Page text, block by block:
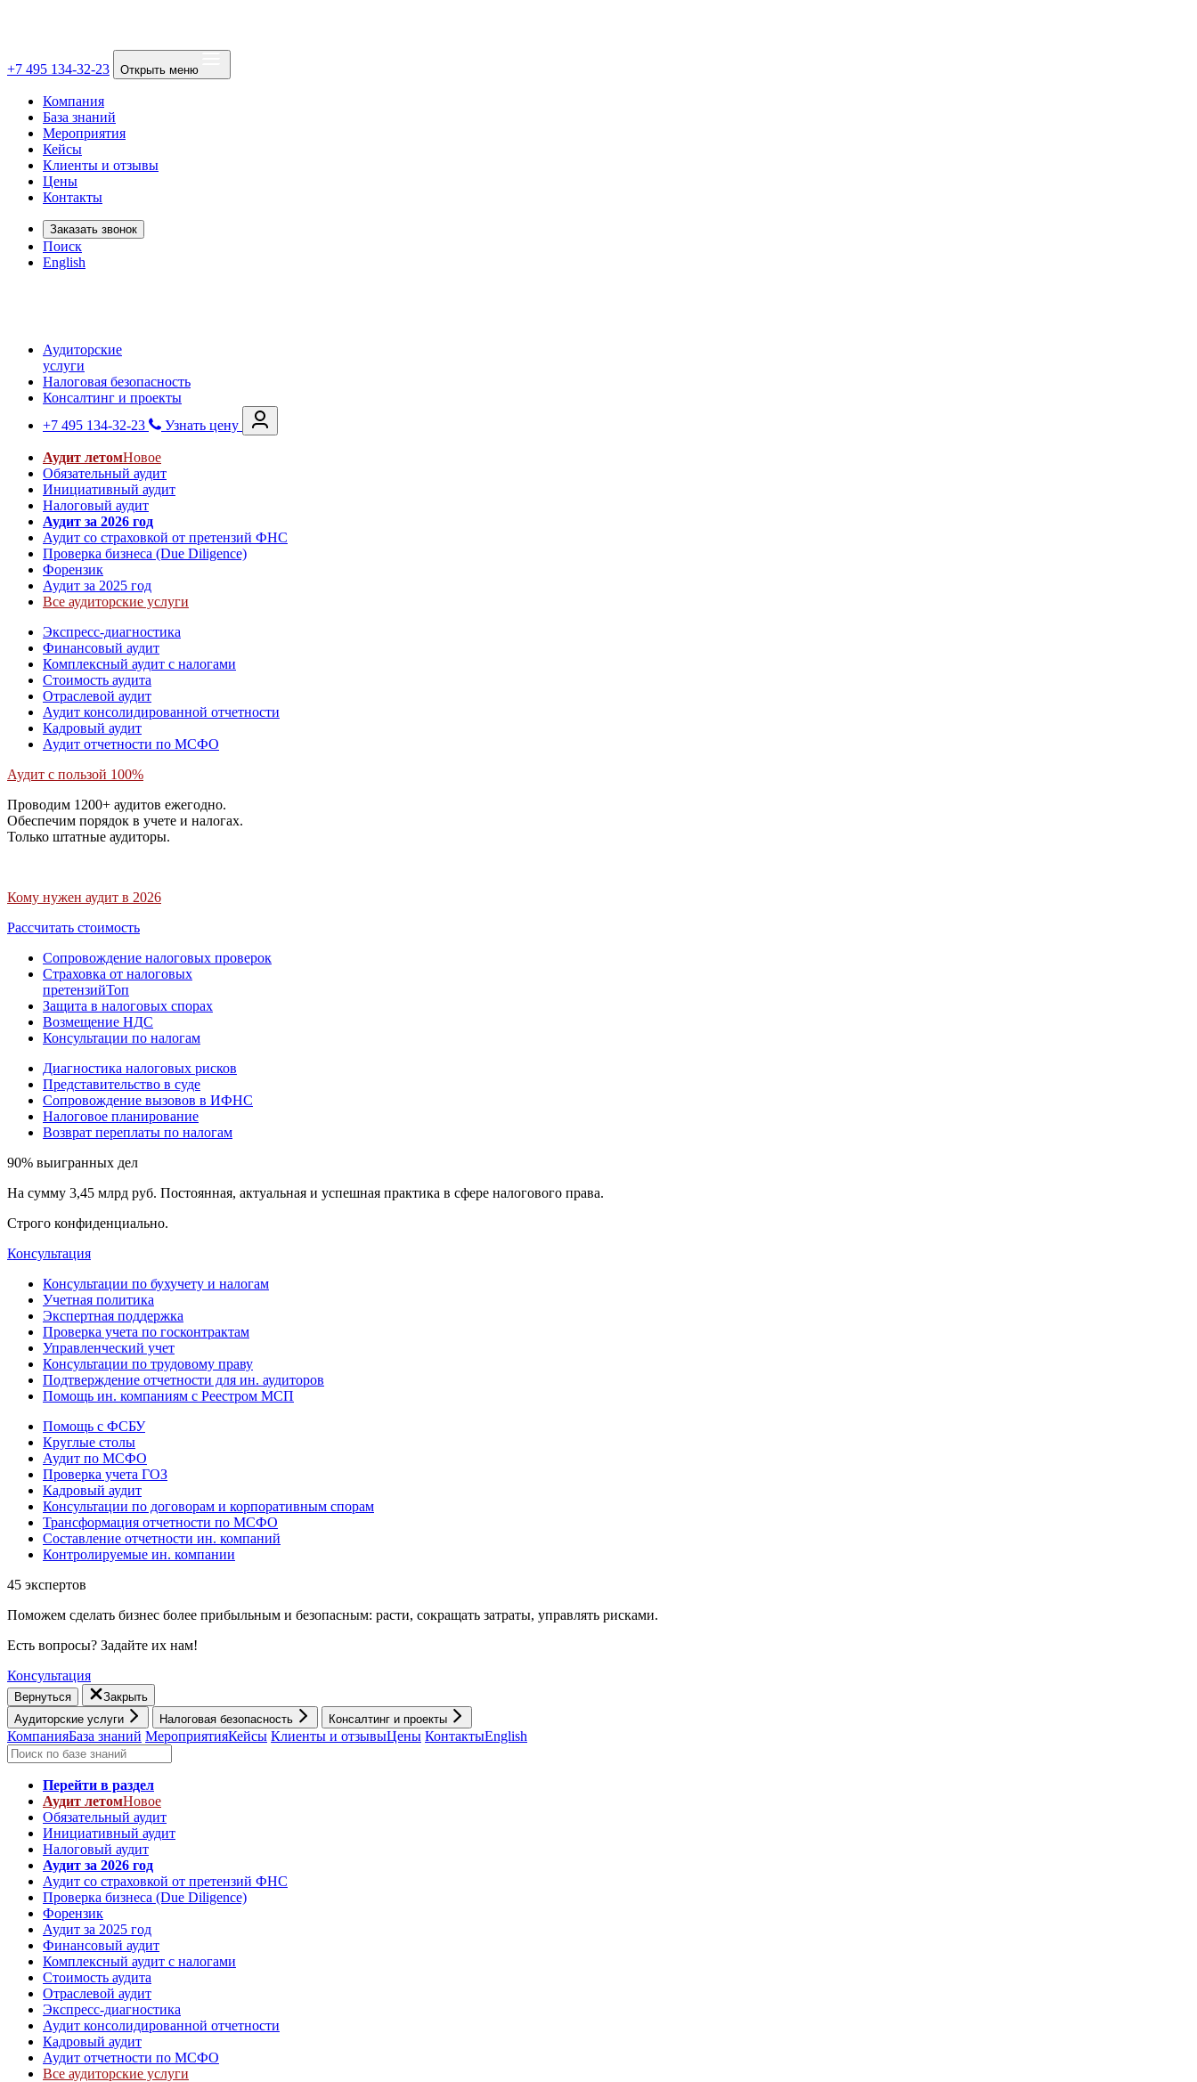
+7 495 134-32-23 Открыть меню
Компания
База знаний
Мероприятия
Кейсы
Клиенты и отзывы
Цены
Контакты
Заказать звонок
Поиск
English
Аудиторские
услуги
Налоговая безопасность
Консалтинг и проекты
+7 495 134-32-23
Узнать цену
Аудит летомНовое
Обязательный аудит
Инициативный аудит
Налоговый аудит
Аудит за 2026 год
Аудит со страховкой от претензий ФНС
Проверка бизнеса (Due Diligence)
Форензик
Аудит за 2025 год
Все аудиторские услуги
Экспресс-диагностика
Финансовый аудит
Комплексный аудит с налогами
Стоимость аудита
Отраслевой аудит
Аудит консолидированной отчетности
Кадровый аудит
Аудит отчетности по МСФО
Аудит с пользой 100%
Проводим 1200+ аудитов ежегодно.
Обеспечим порядок в учете и налогах.
Только штатные аудиторы.
Кому нужен аудит в 2026
Рассчитать стоимость
Сопровождение налоговых проверок
Страховка от налоговых
претензийТоп
Защита в налоговых спорах
Возмещение НДС
Консультации по налогам
Диагностика налоговых рисков
Представительство в суде
Сопровождение вызовов в ИФНС
Налоговое планирование
Возврат переплаты по налогам
90% выигранных дел
На сумму 3,45 млрд руб. Постоянная, актуальная и успешная практика в сфере налогового права.
Строго конфиденциально.
Консультация
Консультации по бухучету и налогам
Учетная политика
Экспертная поддержка
Проверка учета по госконтрактам
Управленческий учет
Консультации по трудовому праву
Подтверждение отчетности для ин. аудиторов
Помощь ин. компаниям с Реестром МСП
Помощь с ФСБУ
Круглые столы
Аудит по МСФО
Проверка учета ГОЗ
Кадровый аудит
Консультации по договорам и корпоративным спорам
Трансформация отчетности по МСФО
Составление отчетности ин. компаний
Контролируемые ин. компании
45 экспертов
Поможем сделать бизнес более прибыльным и безопасным: расти, cокращать затраты, управлять рисками.
Есть вопросы? Задайте их нам!
Консультация
Вернуться
Закрыть
Аудиторские услуги
Налоговая безопасность Консалтинг и проекты
КомпанияБаза знаний МероприятияКейсы Клиенты и отзывыЦены КонтактыEnglish
Перейти в раздел
Аудит летомНовое
Обязательный аудит
Инициативный аудит
Налоговый аудит
Аудит за 2026 год
Аудит со страховкой от претензий ФНС
Проверка бизнеса (Due Diligence)
Форензик
Аудит за 2025 год
Финансовый аудит
Комплексный аудит с налогами
Стоимость аудита
Отраслевой аудит
Экспресс-диагностика
Аудит консолидированной отчетности
Кадровый аудит
Аудит отчетности по МСФО
Все аудиторские услуги